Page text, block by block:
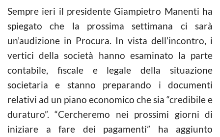
Sempre ieri il presidente Giampietro Manenti ha
spiegato che la prossima settimana ci sarà
un’audizione in Procura. In vista dell’incontro, i
vertici della società hanno esaminato la parte
contabile, fiscale e legale della situazione
societaria e stanno preparando i documenti
relativi ad un piano economico che sia “credibile e
duraturo”. “Cercheremo nei prossimi giorni di
iniziare a fare dei pagamenti” ha aggiunto